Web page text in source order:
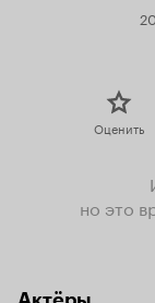
Оценить
но это